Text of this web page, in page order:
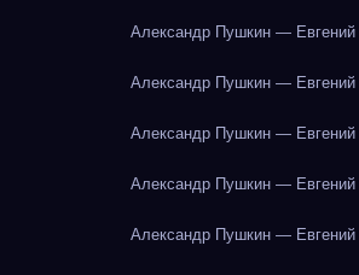
Александр Пушкин — Евгений
Александр Пушкин — Евгений
Александр Пушкин — Евгений
Александр Пушкин — Евгений
Александр Пушкин — Евгений